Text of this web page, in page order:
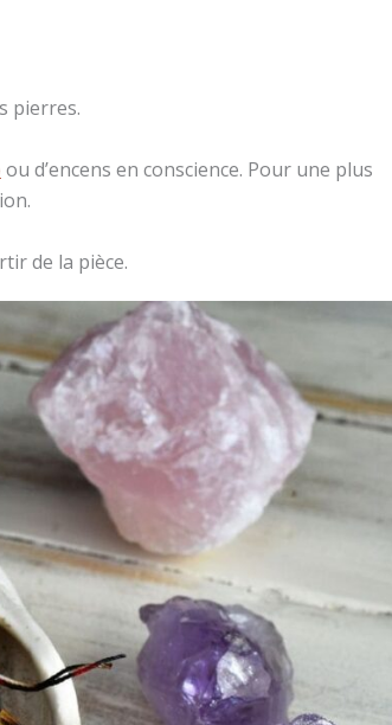
pierres.
ou d’encens en conscience. Pour une plus
de la pièce.